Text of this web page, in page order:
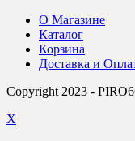
О Магазине
Каталог
Корзина
Доставка и
Copyright 2023 -
X